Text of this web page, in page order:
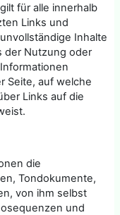
für alle innerhalb
Links und
Inhalte
der Nutzung oder
Seite, auf welche
Links auf die
die
Tondokumente,
von ihm selbst
und